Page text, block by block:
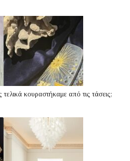
κουραστήκαμε από τις τάσεις;